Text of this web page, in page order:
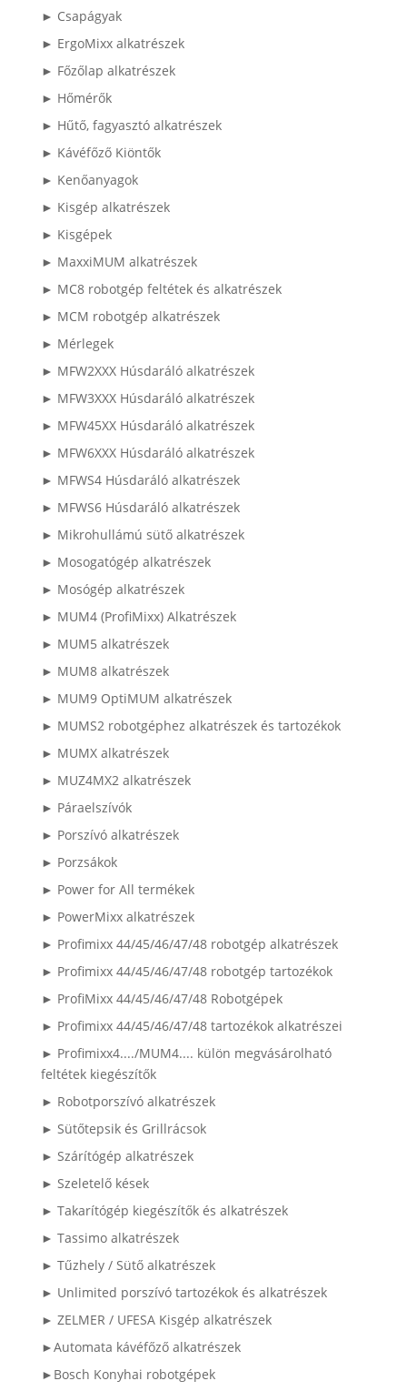
► Csapágyak
► ErgoMixx alkatrészek
► Főzőlap alkatrészek
► Hőmérők
► Hűtő, fagyasztó alkatrészek
► Kávéfőző Kiöntők
► Kenőanyagok
► Kisgép alkatrészek
► Kisgépek
► MaxxiMUM alkatrészek
► MC8 robotgép feltétek és alkatrészek
► MCM robotgép alkatrészek
► Mérlegek
► MFW2XXX Húsdaráló alkatrészek
► MFW3XXX Húsdaráló alkatrészek
► MFW45XX Húsdaráló alkatrészek
► MFW6XXX Húsdaráló alkatrészek
► MFWS4 Húsdaráló alkatrészek
► MFWS6 Húsdaráló alkatrészek
► Mikrohullámú sütő alkatrészek
► Mosogatógép alkatrészek
► Mosógép alkatrészek
► MUM4 (ProfiMixx) Alkatrészek
► MUM5 alkatrészek
► MUM8 alkatrészek
► MUM9 OptiMUM alkatrészek
► MUMS2 robotgéphez alkatrészek és tartozékok
► MUMX alkatrészek
► MUZ4MX2 alkatrészek
► Páraelszívók
► Porszívó alkatrészek
► Porzsákok
► Power for All termékek
► PowerMixx alkatrészek
► Profimixx 44/45/46/47/48 robotgép alkatrészek
► Profimixx 44/45/46/47/48 robotgép tartozékok
► ProfiMixx 44/45/46/47/48 Robotgépek
► Profimixx 44/45/46/47/48 tartozékok alkatrészei
► Profimixx4..../MUM4.... külön megvásárolható
feltétek kiegészítők
► Robotporszívó alkatrészek
► Sütőtepsik és Grillrácsok
► Szárítógép alkatrészek
► Szeletelő kések
► Takarítógép kiegészítők és alkatrészek
► Tassimo alkatrészek
► Tűzhely / Sütő alkatrészek
► Unlimited porszívó tartozékok és alkatrészek
► ZELMER / UFESA Kisgép alkatrészek
►Automata kávéfőző alkatrészek
►Bosch Konyhai robotgépek